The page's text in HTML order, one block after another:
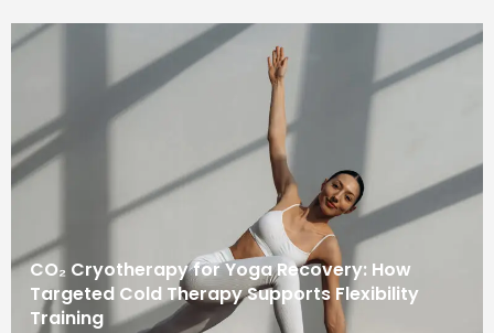
CO₂ Cryotherapy for Yoga Recovery: How
Targeted Cold Therapy Supports Flexibility
Training